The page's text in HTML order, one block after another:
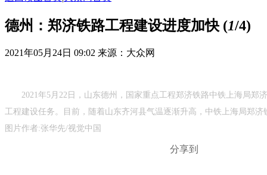
德州：郑济铁路工程建设进度加快 (1/4)
2021年05月24日 09:02 来源：大众网
2021年5月22日，山东德州，国家重点工程郑济铁路中铁上海局郑
工程建设任务。目前，随着山东齐河县气温逐渐升高，中铁上海局郑
图片作者:张华先/视觉中国
分享到